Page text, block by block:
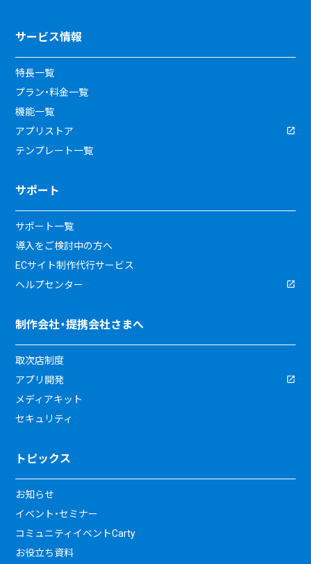
サービス情報
特長一覧
プラン・料金一覧
機能一覧
アプリストア
テンプレート一覧
サポート
サポート一覧
導入をご検討中の方へ
ECサイト制作代行サービス
ヘルプセンター
制作会社・提携会社さまへ
取次店制度
アプリ開発
メディアキット
セキュリティ
トピックス
お知らせ
イベント・セミナー
コミュニティイベントCarty
お役立ち資料